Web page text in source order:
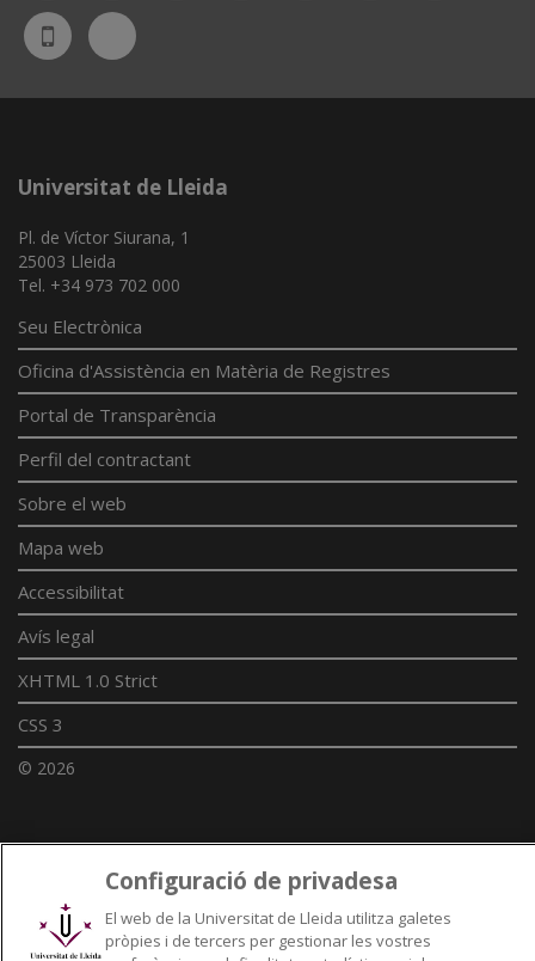
UdL
App
Bluesky
Universitat de Lleida
Pl. de Víctor Siurana, 1
25003 Lleida
Tel. +34 973 702 000
Seu Electrònica
Oficina d'Assistència en Matèria de Registres
Portal de Transparència
Perfil del contractant
Sobre el web
Mapa web
Accessibilitat
Avís legal
XHTML 1.0 Strict
CSS 3
© 2026
Enllaços UdL
Xarxes universitàries
Configuració de privadesa
El web de la Universitat de Lleida utilitza galetes
pròpies i de tercers per gestionar les vostres